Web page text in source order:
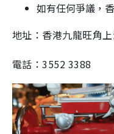
如有任何爭議，
地址：香港九龍旺角
電話：3552 3388